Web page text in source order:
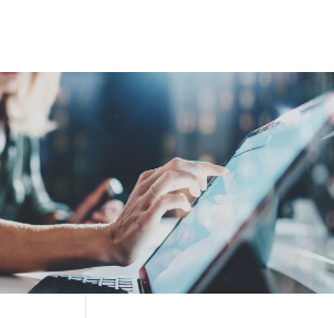
(IT), Digital efterforskning, Bureau